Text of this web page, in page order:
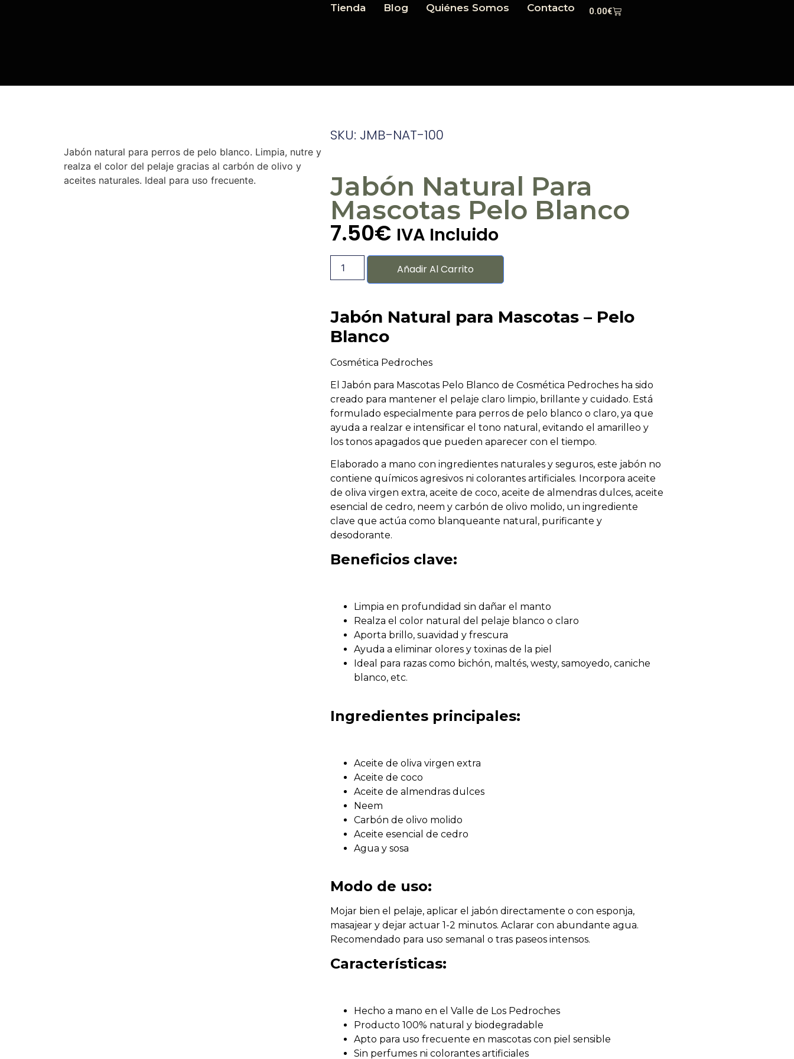
Tienda Blog Quiénes Somos Contacto 0.00€
SKU: JMB-NAT-100
Jabón Natural Para
Mascotas Pelo Blanco
7.50€ IVA Incluido
Añadir Al Carrito
Jabón Natural para Mascotas – Pelo
Blanco
Cosmética Pedroches
El Jabón para Mascotas Pelo Blanco de Cosmética Pedroches ha sido
creado para mantener el pelaje claro limpio, brillante y cuidado. Está
formulado especialmente para perros de pelo blanco o claro, ya que
ayuda a realzar e intensificar el tono natural, evitando el amarilleo y
los tonos apagados que pueden aparecer con el tiempo.
Elaborado a mano con ingredientes naturales y seguros, este jabón no
contiene químicos agresivos ni colorantes artificiales. Incorpora aceite
de oliva virgen extra, aceite de coco, aceite de almendras dulces, aceite
esencial de cedro, neem y carbón de olivo molido, un ingrediente
clave que actúa como blanqueante natural, purificante y
desodorante.
Beneficios clave:
Limpia en profundidad sin dañar el manto
Realza el color natural del pelaje blanco o claro
Aporta brillo, suavidad y frescura
Ayuda a eliminar olores y toxinas de la piel
Ideal para razas como bichón, maltés, westy, samoyedo, caniche
blanco, etc.
Ingredientes principales:
Aceite de oliva virgen extra
Aceite de coco
Aceite de almendras dulces
Neem
Carbón de olivo molido
Aceite esencial de cedro
Agua y sosa
Modo de uso:
Mojar bien el pelaje, aplicar el jabón directamente o con esponja,
masajear y dejar actuar 1-2 minutos. Aclarar con abundante agua.
Recomendado para uso semanal o tras paseos intensos.
Características:
Hecho a mano en el Valle de Los Pedroches
Producto 100% natural y biodegradable
Apto para uso frecuente en mascotas con piel sensible
Sin perfumes ni colorantes artificiales
Jabón natural para perros de pelo blanco. Limpia, nutre y
realza el color del pelaje gracias al carbón de olivo y
aceites naturales. Ideal para uso frecuente.